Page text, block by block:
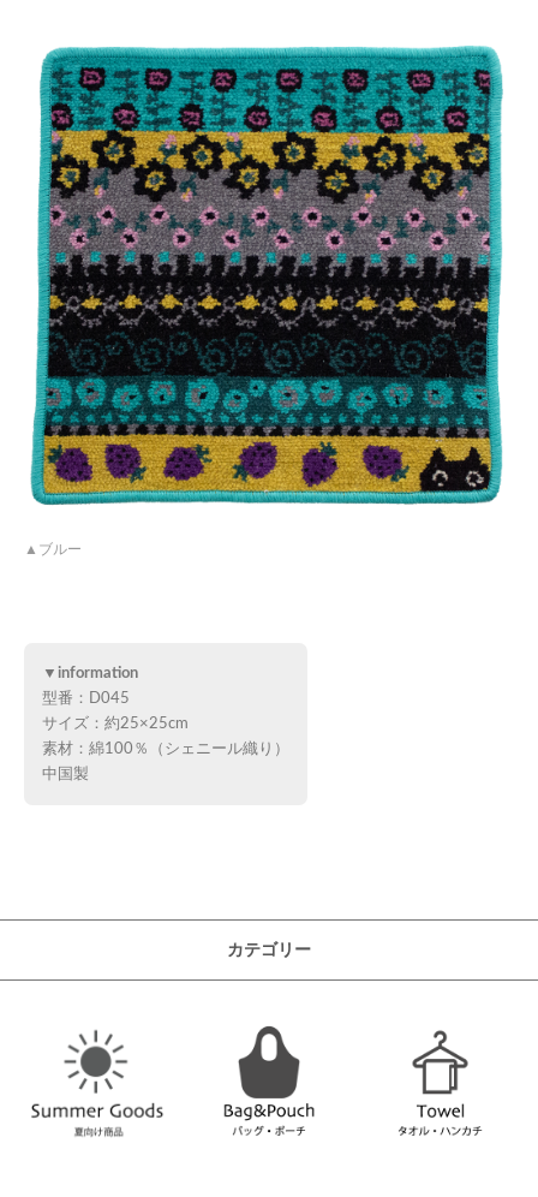
ブルー
▼information
型番：D045
サイズ：約25×25cm
素材：綿100％（シェニール織り）
中国製
カテゴリー